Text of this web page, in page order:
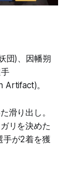
団)、因幡朔
Artifact)。
滑り出し。
リを決めた
手が2着を獲